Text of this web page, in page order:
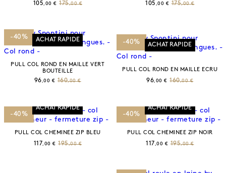
105 ,00 € 175,00 € 105 ,00 € 175,00 €
-40% ACHAT RAPIDE
PULL COL ROND EN MAILLE VERT
BOUTEILLE
96 ,00 € 160,00 €
-40% ACHAT RAPIDE
PULL COL ROND EN MAILLE ECRU
96,00 € 160,00 €
-40%
ACHAT RAPIDE
PULL COL CHEMINEE ZIP BLEU
117,00 € 195,00 €
-40%
ACHAT RAPIDE
PULL COL CHEMINEE ZIP NOIR
117 ,00 € 195,00 €